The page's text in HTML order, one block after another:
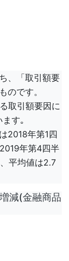
、「取引額要
のです。
取引額要因に
す｡
2018年第1四
年第4四半
平均値は2.7
減(金融商品